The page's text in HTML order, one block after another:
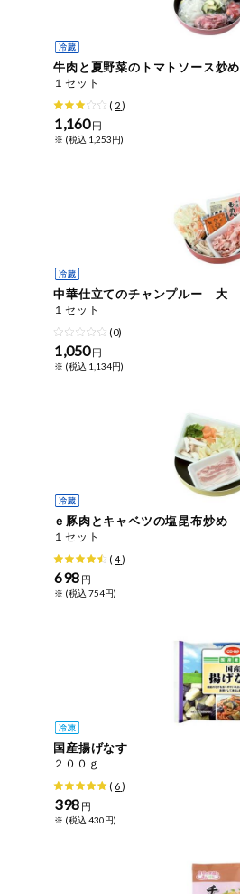
エシカル
健康志向食品
牛肉と夏野菜のトマトソース炒め
１セット
( 2)
1,160 円
※ (税込 1,253円)
中華仕立てのチャンプルー 大
１セット
(0)
1,050 円
※ (税込 1,134円)
ｅ豚肉とキャベツの塩昆布炒め
１セット
(4)
698 円
※ (税込 754円)
国産揚げなす
２００ｇ
( 6)
398 円
※ (税込 430円)